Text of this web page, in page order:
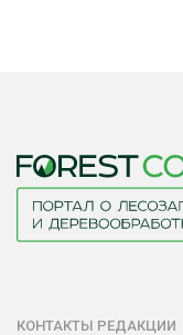
КОНТАКТЫ РЕДАКЦИИ